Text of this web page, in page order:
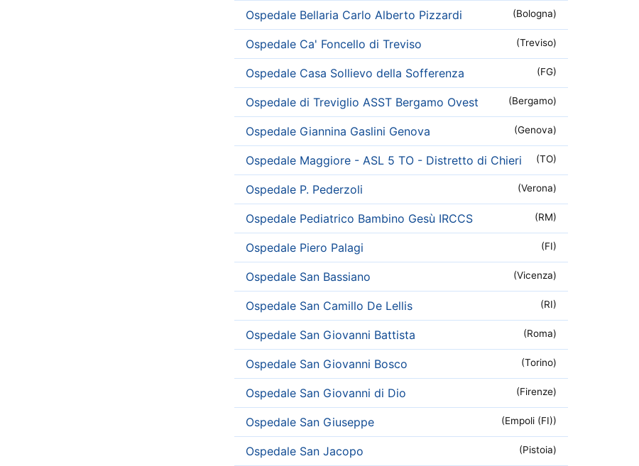
Ospedale Bellaria Carlo Alberto Pizzardi (Bologna)
Ospedale Ca' Foncello di Treviso (Treviso)
Ospedale Casa Sollievo della Sofferenza (FG)
Ospedale di Treviglio ASST Bergamo Ovest (Bergamo)
Ospedale Giannina Gaslini Genova (Genova)
Ospedale Maggiore - ASL 5 TO - Distretto di Chieri (TO)
Ospedale P. Pederzoli (Verona)
Ospedale Pediatrico Bambino Gesù IRCCS (RM)
Ospedale Piero Palagi (FI)
Ospedale San Bassiano (Vicenza)
Ospedale San Camillo De Lellis (RI)
Ospedale San Giovanni Battista (Roma)
Ospedale San Giovanni Bosco (Torino)
Ospedale San Giovanni di Dio (Firenze)
Ospedale San Giuseppe (Empoli (FI))
Ospedale San Jacopo (Pistoia)